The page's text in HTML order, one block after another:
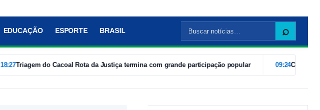
EDUCAÇÃO ESPORTE BRASIL
Buscar
por:
⌕
Triagem do Cacoal Rota da Justiça termina com grande participação popular Com